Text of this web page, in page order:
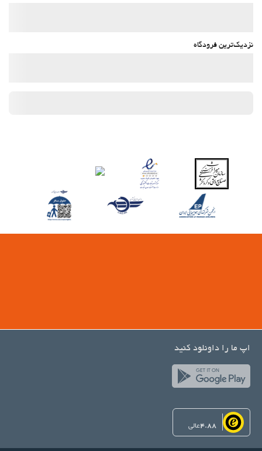
نزدیک‌ترین فرودگاه
اپ ما را داونلود کنید
4.88عالی